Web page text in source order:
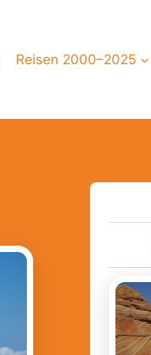
Reisen 2000–2025